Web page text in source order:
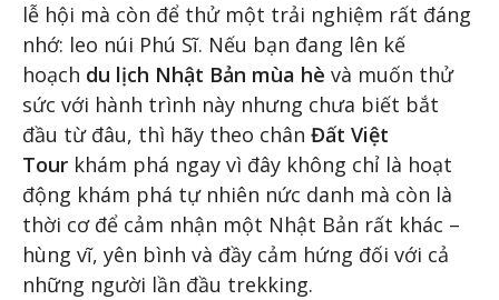
lễ hội mà còn để thử một trải nghiệm rất đáng
nhớ: leo núi Phú Sĩ. Nếu bạn đang lên kế
hoạch du lịch Nhật Bản mùa hè và muốn thử
sức với hành trình này nhưng chưa biết bắt
đầu từ đâu, thì hãy theo chân Đất Việt
Tour khám phá ngay vì đây không chỉ là hoạt
động khám phá tự nhiên nức danh mà còn là
thời cơ để cảm nhận một Nhật Bản rất khác –
hùng vĩ, yên bình và đầy cảm hứng đối với cả
những người lần đầu trekking.